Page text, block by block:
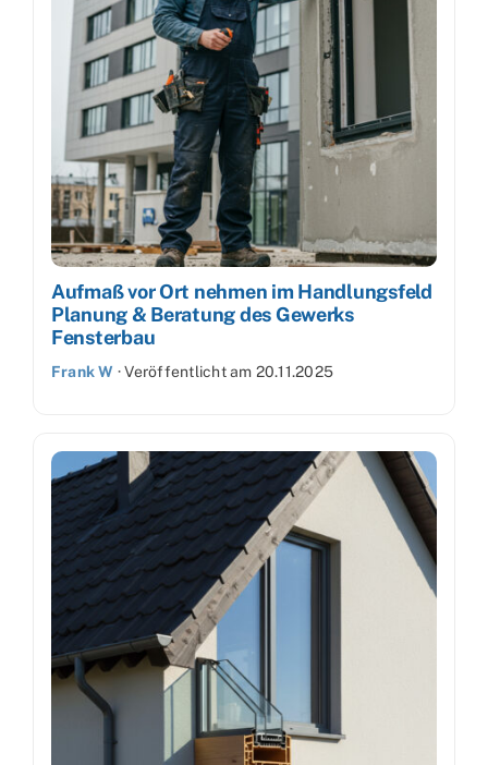
Aufmaß vor Ort nehmen im Handlungsfeld
Planung & Beratung des Gewerks
Fensterbau
Frank W ·Veröffentlicht am 20.11.2025